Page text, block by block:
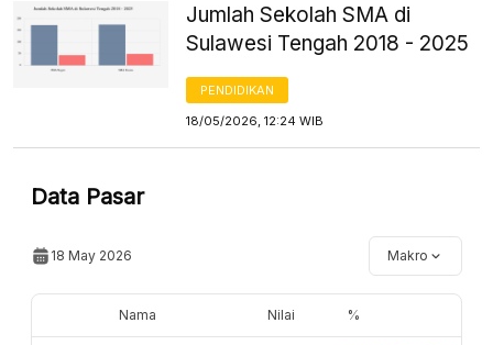
Jumlah Sekolah SMA di
Sulawesi Tengah 2018 - 2025
PENDIDIKAN
18/05/2026, 12:24 WIB
Data Pasar
18 May 2026 Makro
Nama Nilai %